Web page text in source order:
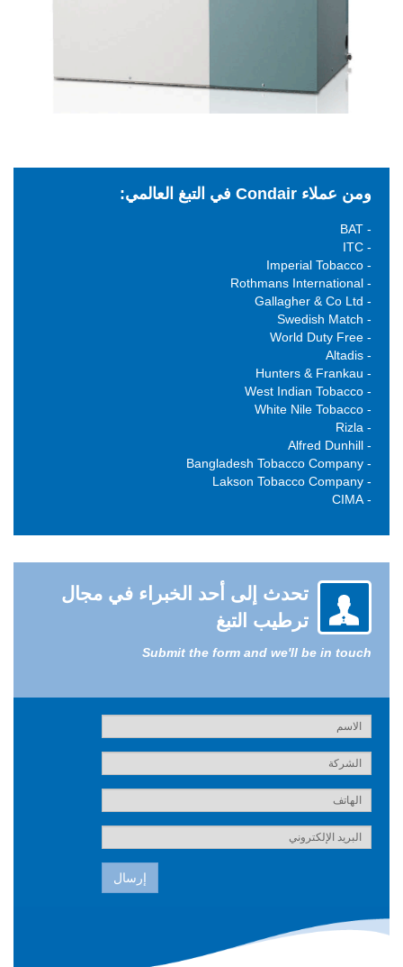
ومن عملاء Condair في التبغ العالمي:
- BAT
- ITC
- Imperial Tobacco
- Rothmans International
- Gallagher & Co Ltd
- Swedish Match
- World Duty Free
- Altadis
- Hunters & Frankau
- West Indian Tobacco
- White Nile Tobacco
- Rizla
- Alfred Dunhill
- Bangladesh Tobacco Company
- Lakson Tobacco Company
- CIMA
تحدث إلى أحد الخبراء في مجال
ترطيب التبغ
Submit the form and we'll be in touch
إرسال